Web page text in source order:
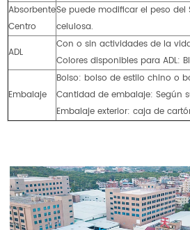
Absorbente
Centro
Se puede modificar el peso del
celulosa.
ADL
Con o sin actividades de la
Colores disponibles para ADL:
Embalaje
Bolso: bolso de estilo chino o
Cantidad de embalaje: Según
Embalaje exterior: caja de